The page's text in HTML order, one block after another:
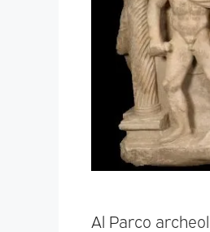
Al Parco